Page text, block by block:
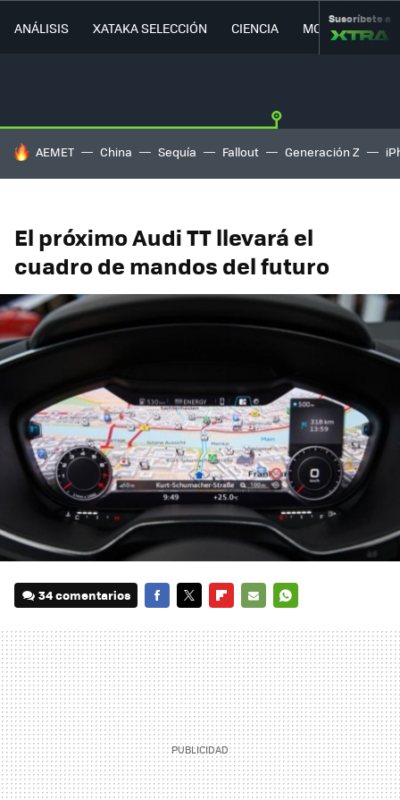
ANÁLISIS XATAKA SELECCIÓN CIENCIA MOVILIDAD
Suscríbete a
HOY SE HABLA DE
AEMET China Sequía Fallout Generación Z
El próximo Audi TT llevará el
cuadro de mandos del futuro
34 comentarios
MAIL